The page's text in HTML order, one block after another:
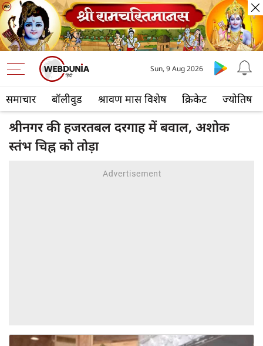
समाचार बॉलीवुड श्रावण मास विशेष क्रिकेट ज्योतिष
Sun, 9 Aug 2026
श्रीनगर की हजरतबल दरगाह में बवाल, अशोक
स्तंभ चिह्न को तोड़ा